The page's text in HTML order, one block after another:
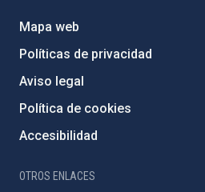
Mapa web
Políticas de privacidad
Aviso legal
Política de cookies
Accesibilidad
OTROS ENLACES